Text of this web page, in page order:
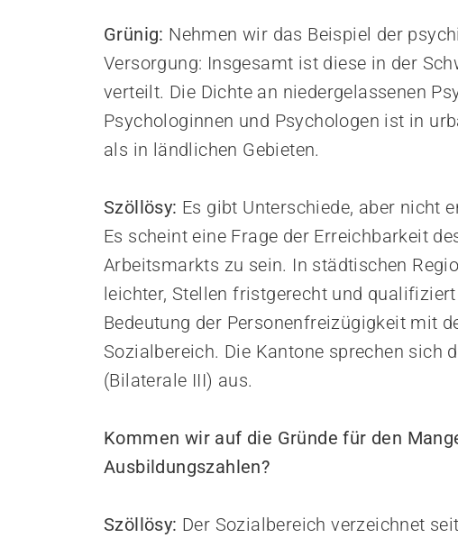
Grünig: Nehmen wir das Beispiel der
Versorgung: Insgesamt ist diese in der
verteilt. Die Dichte an niedergelassenen
Psychologinnen und Psychologen ist in
als in ländlichen Gebieten.
Szöllösy: Es gibt Unterschiede, aber nicht
Es scheint eine Frage der Erreichbarkeit
Arbeitsmarkts zu sein. In städtischen
leichter, Stellen fristgerecht und
Bedeutung der Personenfreizügigkeit mit
Sozialbereich. Die Kantone sprechen sich
(Bilaterale III) aus.
Kommen wir auf die Gründe für den
Ausbildungszahlen?
Szöllösy: Der Sozialbereich verzeichnet